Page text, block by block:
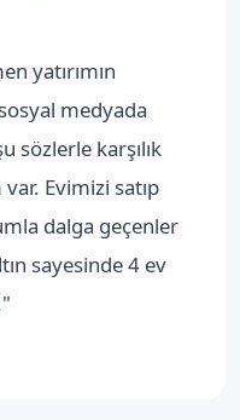
yatırımın
medyada
sözlerle karşılık
Evimizi satıp
dalga geçenler
sayesinde 4 ev